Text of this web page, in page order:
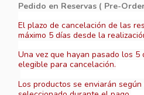
Pedido en Reservas ( Pre-
El plazo de cancelación de las
máximo 5 días desde la
Una vez que hayan pasado los
elegible para cancelación.
Los productos se enviarán